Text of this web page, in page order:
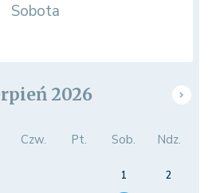
Sobota
2026
Czw. Pt. Sob. Ndz.
1
2